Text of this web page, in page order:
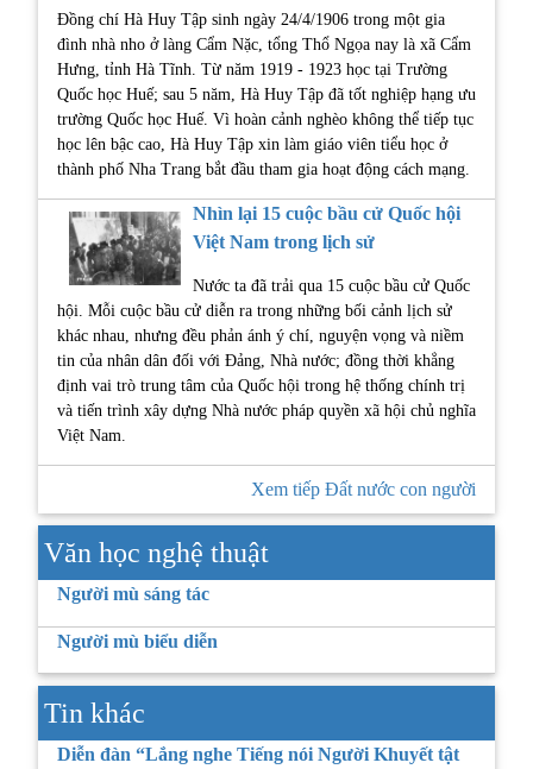
Đồng chí Hà Huy Tập sinh ngày 24/4/1906 trong một gia
đình nhà nho ở làng Cẩm Nặc, tổng Thổ Ngọa nay là xã Cẩm
Hưng, tỉnh Hà Tĩnh. Từ năm 1919 - 1923 học tại Trường
Quốc học Huế; sau 5 năm, Hà Huy Tập đã tốt nghiệp hạng ưu
trường Quốc học Huế. Vì hoàn cảnh nghèo không thể tiếp tục
học lên bậc cao, Hà Huy Tập xin làm giáo viên tiểu học ở
thành phố Nha Trang bắt đầu tham gia hoạt động cách mạng.
Nhìn lại 15 cuộc bầu cử Quốc hội
Việt Nam trong lịch sử
Nước ta đã trải qua 15 cuộc bầu cử Quốc
hội. Mỗi cuộc bầu cử diễn ra trong những bối cảnh lịch sử
khác nhau, nhưng đều phản ánh ý chí, nguyện vọng và niềm
tin của nhân dân đối với Đảng, Nhà nước; đồng thời khẳng
định vai trò trung tâm của Quốc hội trong hệ thống chính trị
và tiến trình xây dựng Nhà nước pháp quyền xã hội chủ nghĩa
Việt Nam.
Xem tiếp Đất nước con người
Văn học nghệ thuật
Người mù sáng tác
Người mù biểu diễn
Tin khác
Diễn đàn “Lắng nghe Tiếng nói Người Khuyết tật